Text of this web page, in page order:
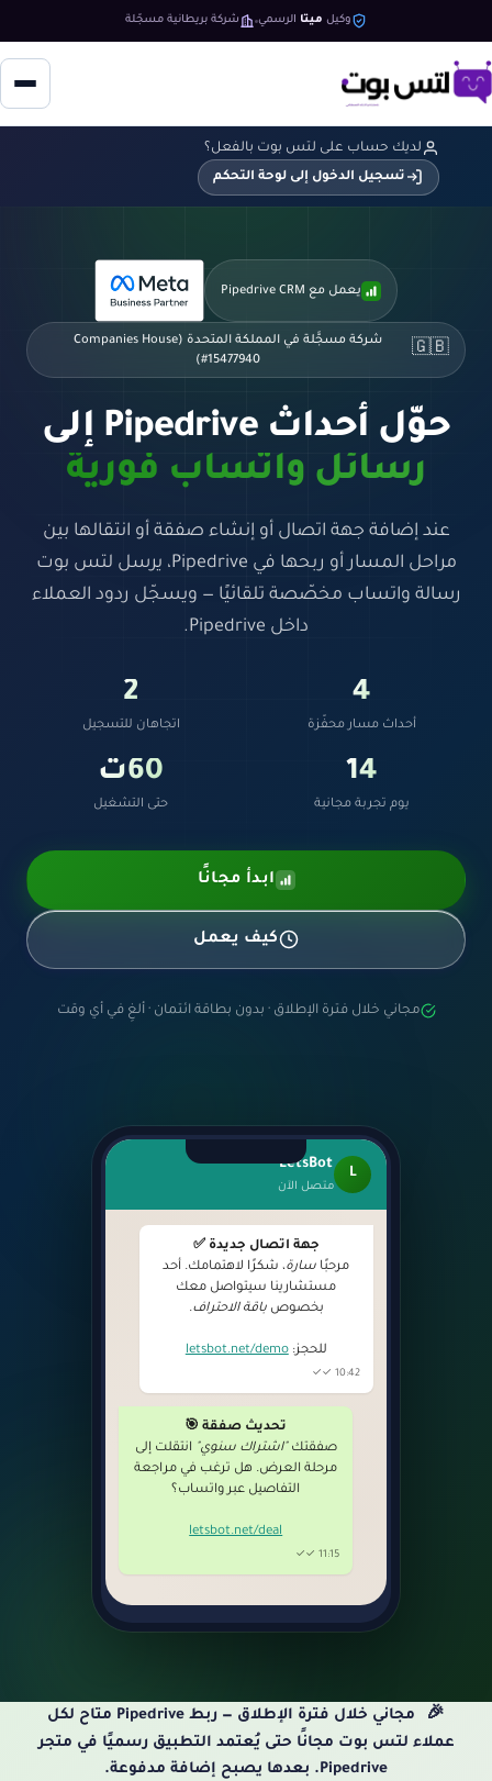
وكيل ميتا الرسمي شركة بريطانية مسجّلة
لديك حساب على لتس بوت بالفعل؟
تسجيل الدخول إلى لوحة التحكم
يعمل مع Pipedrive CRM
🇬🇧
شركة مسجَّلة في المملكة المتحدة (Companies House
#15477940)
حوّل أحداث Pipedrive إلى
رسائل واتساب فورية
عند إضافة جهة اتصال أو إنشاء صفقة أو انتقالها بين
مراحل المسار أو ربحها في Pipedrive، يرسل لتس بوت
رسالة واتساب مخصّصة تلقائيًا — ويسجّل ردود العملاء
داخل Pipedrive.
4
أحداث مسار محفّزة
2
اتجاهان للتسجيل
14
يوم تجربة مجانية
60ث
حتى التشغيل
ابدأ مجانًا
كيف يعمل
مجاني خلال فترة الإطلاق · بدون بطاقة ائتمان · ألغِ في أي وقت
L
LetsBot
متصل الآن
جهة اتصال جديدة ✅
مرحبًا سارة، شكرًا لاهتمامك. أحد
مستشارينا سيتواصل معك
بخصوصباقة الاحتراف.
للحجز:letsbot.net/demo
10:42 ✓✓
تحديث صفقة 🎯
صفقتك"اشتراك سنوي" انتقلت إلى
مرحلة العرض. هل ترغب في مراجعة
التفاصيل عبر واتساب؟
letsbot.net/deal
11:15 ✓✓
🎉
مجاني خلال فترة الإطلاق — ربط Pipedrive متاح لكل
عملاء لتس بوت مجانًا حتى يُعتمد التطبيق رسميًا في متجر
Pipedrive. بعدها يصبح إضافة مدفوعة.